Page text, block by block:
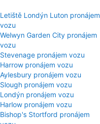
Letiště Londýn Luton pronájem
vozu
Welwyn Garden City pronájem
vozu
Stevenage pronájem vozu
Harrow pronájem vozu
Aylesbury pronájem vozu
Slough pronájem vozu
Londýn pronájem vozu
Harlow pronájem vozu
Bishop's Stortford pronájem